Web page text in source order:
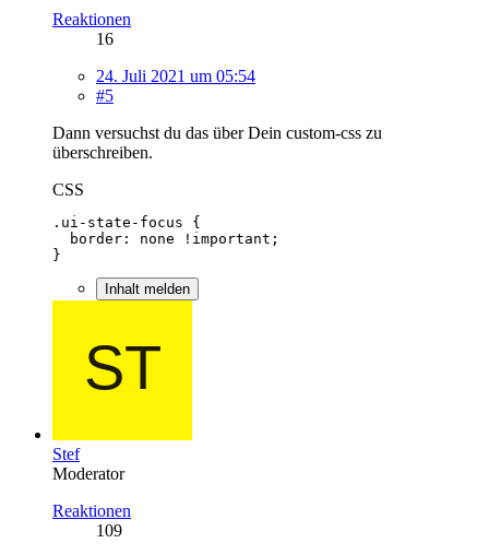
Reaktionen
16
24. Juli 2021 um 05:54
#5
Dann versuchst du das über Dein custom-css zu
überschreiben.
CSS
}
Inhalt melden
Stef
Moderator
Reaktionen
109